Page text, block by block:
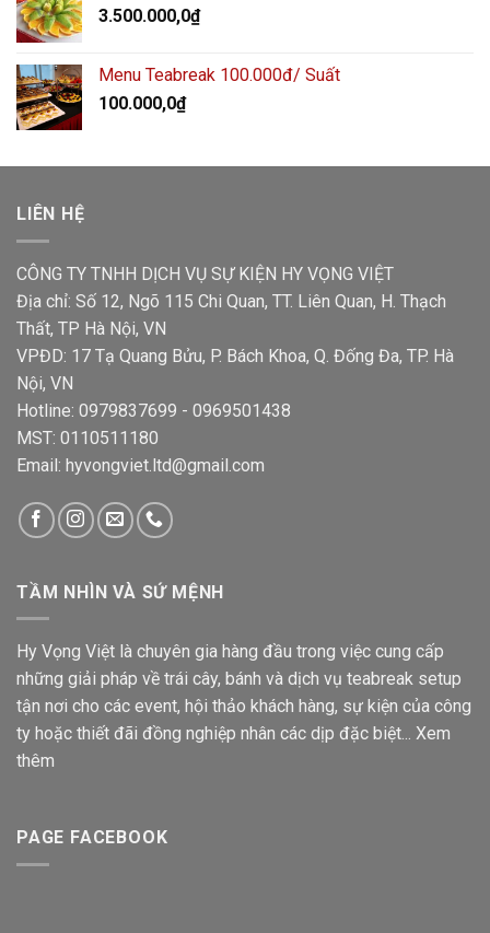
3.500.000,0₫
Menu Teabreak 100.000đ/ Suất
100.000,0₫
LIÊN HỆ
CÔNG TY TNHH DỊCH VỤ SỰ KIỆN HY VỌNG VIỆT
Địa chỉ: Số 12, Ngõ 115 Chi Quan, TT. Liên Quan, H. Thạch
Thất, TP Hà Nội, VN
VPĐD: 17 Tạ Quang Bửu, P. Bách Khoa, Q. Đống Đa, TP. Hà
Nội, VN
Hotline: 0979837699 - 0969501438
MST: 0110511180
Email: hyvongviet.ltd@gmail.com
TẦM NHÌN VÀ SỨ MỆNH
Hy Vọng Việt là chuyên gia hàng đầu trong việc cung cấp
những giải pháp về trái cây, bánh và dịch vụ teabreak setup
tận nơi cho các event, hội thảo khách hàng, sự kiện của công
ty hoặc thiết đãi đồng nghiệp nhân các dịp đặc biệt... Xem
thêm
PAGE FACEBOOK